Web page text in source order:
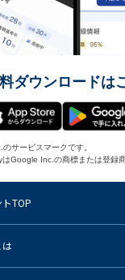
ダウンロードは
サービスマークです。
Google Inc.の商標または登録商
TOP
は